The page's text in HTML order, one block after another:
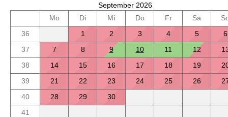
September 2026
Mo
Di Mi Do Fr Sa
36
1 2 3 4 5
6
37
7 8 9 10 11 12
38
14 15 16 17 18 19
39
21 22 23 24 25 26
40
28 29
30
41